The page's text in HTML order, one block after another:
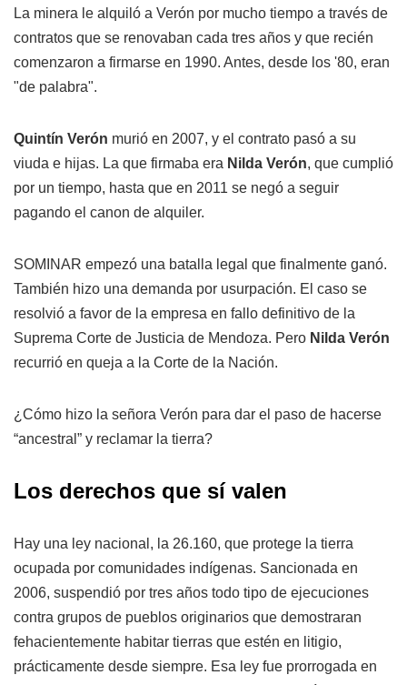
La minera le alquiló a Verón por mucho tiempo a través de
contratos que se renovaban cada tres años y que recién
comenzaron a firmarse en 1990. Antes, desde los '80, eran
"de palabra".
Quintín Verón murió en 2007, y el contrato pasó a su
viuda e hijas. La que firmaba era Nilda Verón, que cumplió
por un tiempo, hasta que en 2011 se negó a seguir
pagando el canon de alquiler.
SOMINAR empezó una batalla legal que finalmente ganó.
También hizo una demanda por usurpación. El caso se
resolvió a favor de la empresa en fallo definitivo de la
Suprema Corte de Justicia de Mendoza. Pero Nilda Verón
recurrió en queja a la Corte de la Nación.
¿Cómo hizo la señora Verón para dar el paso de hacerse
“ancestral” y reclamar la tierra?
Los derechos que sí valen
Hay una ley nacional, la 26.160, que protege la tierra
ocupada por comunidades indígenas. Sancionada en
2006, suspendió por tres años todo tipo de ejecuciones
contra grupos de pueblos originarios que demostraran
fehacientemente habitar tierras que estén en litigio,
prácticamente desde siempre. Esa ley fue prorrogada en